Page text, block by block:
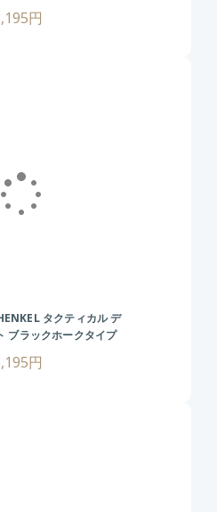
ーベルト 装備用ベルト
円
タクティカル デ
ブラックホークタイプ
ゲー装備 サバイバルゲ
ベルト 装備用ベルト
円